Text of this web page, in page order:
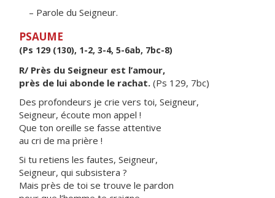
– Parole du Seigneur.
PSAUME
(Ps 129 (130), 1-2, 3-4, 5-6ab, 7bc-8)
R/ Près du Seigneur est l’amour,
près de lui abonde le rachat. (Ps 129, 7bc)
Des profondeurs je crie vers toi, Seigneur,
Seigneur, écoute mon appel !
Que ton oreille se fasse attentive
au cri de ma prière !
Si tu retiens les fautes, Seigneur,
Seigneur, qui subsistera ?
Mais près de toi se trouve le pardon